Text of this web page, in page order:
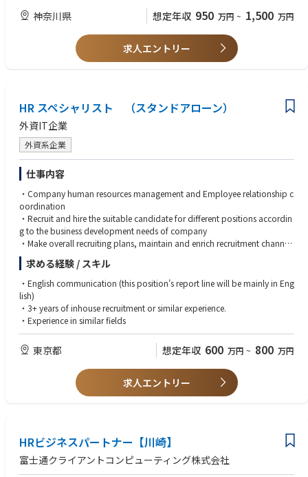
・ER関連プロジェクトのリード、継続的な改善活動により、従業員満足度
・ERに焦点を当てたトレーニングプログラムの企画・実施（マネージャー
能力開発、ポリシー教育、ER/IR研修など）
ド分析のサポート
・分析力と問題解決能力(データ解釈、トレンド特定、情報に基づき、会社
の意思決定をサポート)
・組織の全レベルおよび部門横断チームとの強固な関係構築·維持能力
・傾聴力と説得力のあるコミュニケーション能力(行動への影響力発揮、説
明責任の推進、ポジティブな結果の創出が可能
神奈川県 想定年収 950 万円 ~ 1,500 万円
求人エントリー
HR スペシャリスト （スタンドアローン）
外資IT企業
外資系企業
仕事内容
・Company human resources management and Employee relationship c
oordination
・Recruit and hire the suitable candidate for different positions accordin
g to the business development needs of company
・Make overall recruiting plans, maintain and enrich recruitment channel
s, timely expanding new channels and enriching talent input channels
・Responsible for building the company's talent pool and reserving tale
nts for the company
・Analyze the recruitment effect regularly, support company evaluation/
KPI review of company members
求める経験 / スキル
・English communication (this position's report line will be mainly in Eng
lish)
・3+ years of inhouse recruitment or similar experience.
・Experience in similar fields
東京都 想定年収 600 万円 ~ 800 万円
求人エントリー
HRビジネスパートナー【川崎】
富士通クライアントコンピューティング株式会社